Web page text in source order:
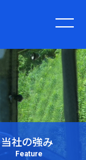
当社の強み
Feature